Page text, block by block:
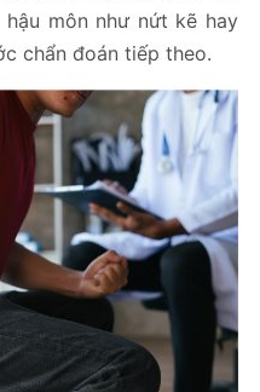
môn như nứt kẽ hay
chẩn đoán tiếp theo.